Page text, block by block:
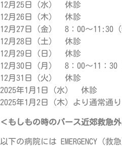
12月25日（水） 休診
12月26日（木） 休診
12月27日（金） 8：00～11:30（
12月28日（土） 休診
12月29日（日） 休診
12月30日（月） 8：00～11：30
12月31日（火） 休診
2025年1月1日（水） 休診
2025年1月2日（木）より通常通り
＜もしもの時のパース近郊救急
以下の病院には EMERGENCY（